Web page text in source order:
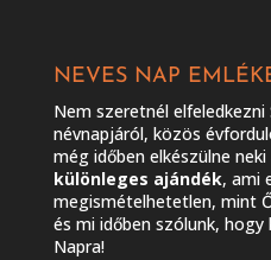
NEVES NAP
Nem szeretnél
névnapjáról, közös
még időben elkészülne neki
különleges ajándék, ami
megismételhetetlen, mint
és mi időben szólunk, hogy
Napra!